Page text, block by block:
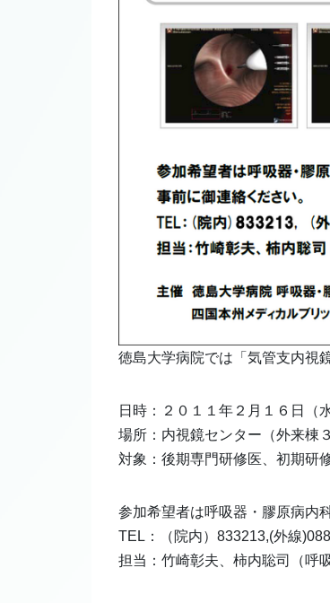
徳島大学病院では「気管支内視
日時：２０１１年２月１６日（
場所：内視鏡センター（外来棟３
対象：後期専門研修医、初期研
参加希望者は呼吸器・膠原病内
TEL：（院内）833213,(外線
担当：竹崎彰夫、柿内聡司（呼